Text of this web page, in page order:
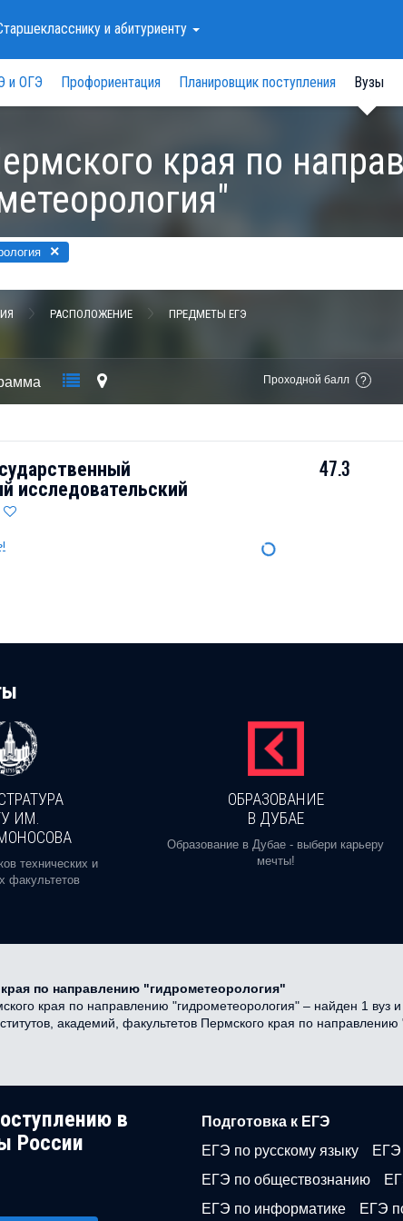
и абитуриенту
и ОГЭ Профориентация Планировщик поступления Вузы
края по
×
РАСПОЛОЖЕНИЕ ПРЕДМЕТЫ ЕГЭ
Проходной балл ?
исследовательский
47.3
ИМ.
технических и
факультетов
ОБРАЗОВАНИЕ
В ДУБАЕ
Образование в Дубае - выбери карьеру
мечты!
по направлению "гидрометеорология"
края по направлению "гидрометеорология" – найден 1 вуз
академий, факультетов Пермского края по
в
России
Подготовка к ЕГЭ
ЕГЭ по русскому языку
ЕГЭ
ЕГЭ по обществознанию
ЕГЭ по информатике
ЕГЭ